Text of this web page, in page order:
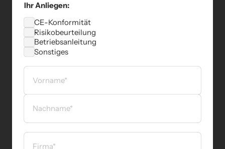
Ihr Anliegen:
CE-Konformität
Risikobeurteilung
Betriebsanleitung
Sonstiges